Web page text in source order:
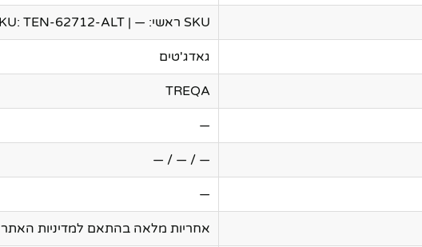
SKU ראשי: — | Secondary SKU: TEN-62712-ALT
גאדג'טים
TREQA
—
— / — / —
—
אחריות מלאה בהתאם למדיניות האתר